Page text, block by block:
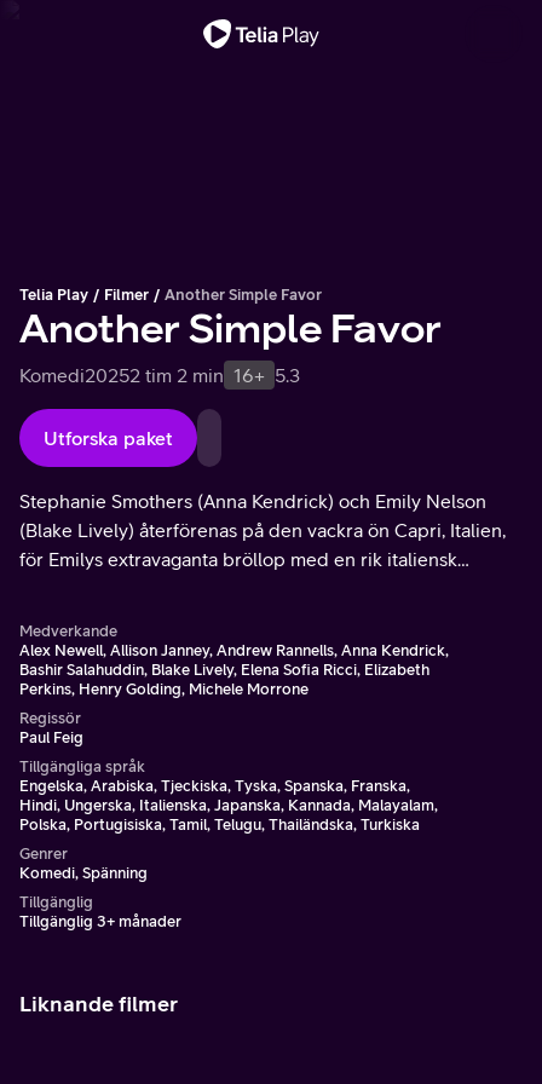
Telia Play Filmer Another Simple Favor
Another Simple Favor
Komedi20252 tim 2 min 16+ 5.3
Utforska paket
Stephanie Smothers (Anna Kendrick) och Emily Nelson
(Blake Lively) återförenas på den vackra ön Capri, Italien,
för Emilys extravaganta bröllop med en rik italiensk
Medverkande
Alex Newell, Allison Janney, Andrew Rannells, Anna Kendrick,
Bashir Salahuddin, Blake Lively, Elena Sofia Ricci, Elizabeth
Perkins, Henry Golding, Michele Morrone
Regissör
Paul Feig
Tillgängliga språk
Engelska, Arabiska, Tjeckiska, Tyska, Spanska, Franska,
Hindi, Ungerska, Italienska, Japanska, Kannada, Malayalam,
Polska, Portugisiska, Tamil, Telugu, Thailändska, Turkiska
Genrer
Komedi, Spänning
Tillgänglig
Tillgänglig 3+ månader
Liknande filmer